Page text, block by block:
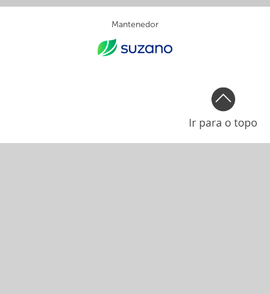
Mantenedor